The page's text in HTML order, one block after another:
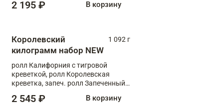
2 195 ₽ В корзину
Королевский
килограмм набор NEW
1 092 г
ролл Калифорния с тигровой
креветкой, ролл Королевская
креветка, запеч. ролл Запеченный
XL, запеч. ролл Крабик Хот
2 545 ₽ В корзину